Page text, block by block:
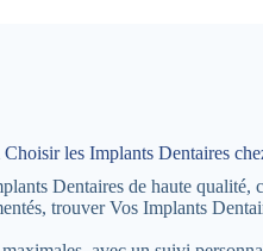
les Implants Dentaires
Dentaires de haute
trouver Vos Implants